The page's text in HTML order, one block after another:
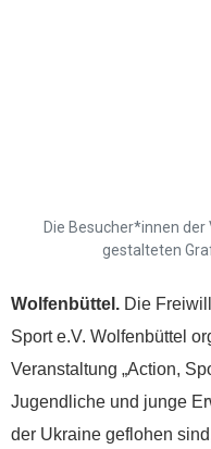
Die Besucher*innen
gestalteten
Wolfenbüttel. Die
Sport e.V. Wolfenbüttel
Veranstaltung „Action,
Jugendliche und junge
der Ukraine geflohen